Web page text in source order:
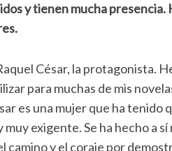
y tienen mucha presencia.
César, la protagonista.
para muchas de mis
es una mujer que ha tenido
exigente. Se ha hecho a
camino y el coraje por